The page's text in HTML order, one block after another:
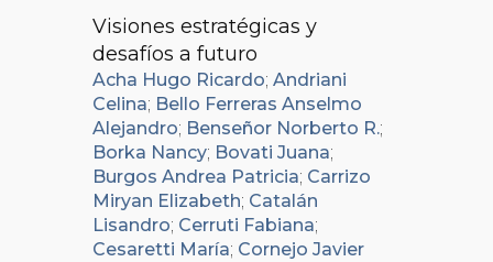
Visiones estratégicas y
desafíos a futuro
Acha Hugo Ricardo; Andriani
Celina; Bello Ferreras Anselmo
Alejandro; Benseñor Norberto R.;
Borka Nancy; Bovati Juana;
Burgos Andrea Patricia; Carrizo
Miryan Elizabeth; Catalán
Lisandro; Cerruti Fabiana;
Cesaretti María; Cornejo Javier